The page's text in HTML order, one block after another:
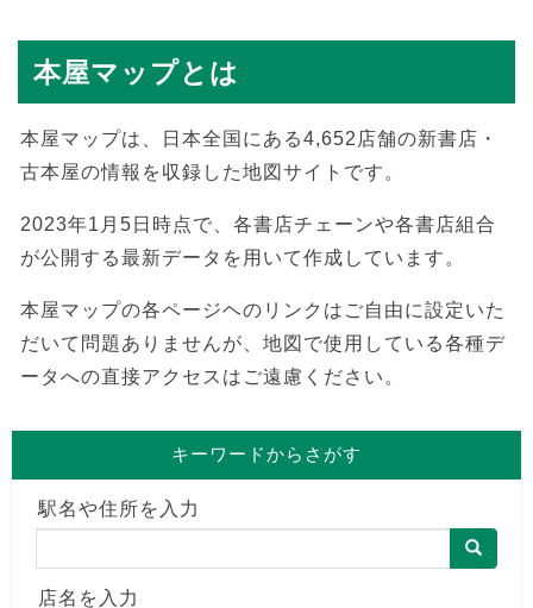
本屋マップとは
本屋マップは、日本全国にある4,652店舗の新書店・
古本屋の情報を収録した地図サイトです。
2023年1月5日時点で、各書店チェーンや各書店組合
が公開する最新データを用いて作成しています。
本屋マップの各ページヘのリンクはご自由に設定いた
だいて問題ありませんが、地図で使用している各種デ
ータへの直接アクセスはご遠慮ください。
キーワードからさがす
駅名や住所を入力
店名を入力